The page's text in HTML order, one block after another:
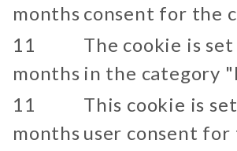
months consent for the
11
months
The cookie is
in the category
11
months
This cookie is
user consent for